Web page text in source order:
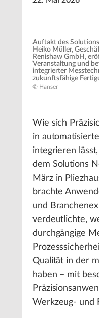
Auftakt des
Heiko Müller,
Renishaw GmbH,
Veranstaltung und
integrierter
zukunftsfähige
© Hanser
Wie sich
in
integrieren
dem Solutions
März in
brachte
und
verdeutlichte,
durchgängige
Qualität in der
haben – mit
Werkzeug- und